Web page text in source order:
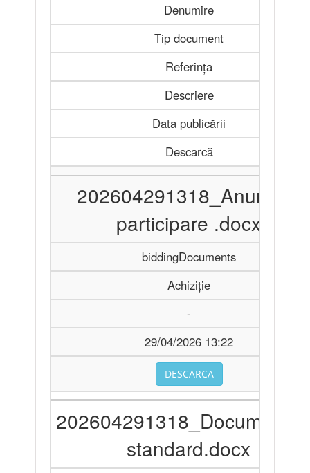
Denumire
Tip document
Referința
Descriere
Data publicării
Descarcă
202604291318_Anunt de
participare .docx
biddingDocuments
Achiziție
-
29/04/2026 13:22
DESCARCA
standard.docx